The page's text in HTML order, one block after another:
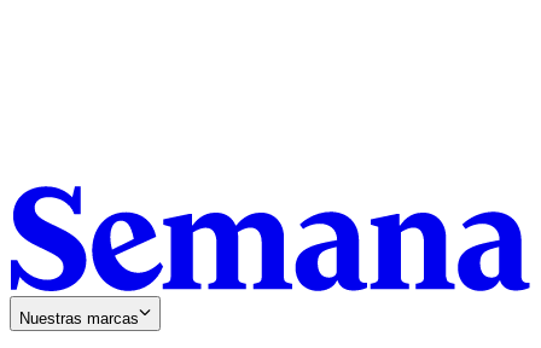
Nuestras marcas